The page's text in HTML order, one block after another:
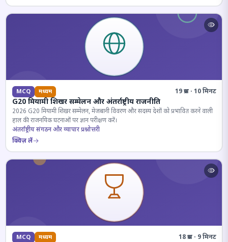
MCQ मध्यम 19 प्रश्न · 10 मिनट
G20 मियामी शिखर सम्मेलन और अंतर्राष्ट्रीय राजनीति
2026 G20 मियामी शिखर सम्मेलन, मेजबानी विवरण और सदस्य देशों को प्रभावित करने वाली
हाल की राजनयिक घटनाओं पर ज्ञान परीक्षण करें।
अंतर्राष्ट्रीय संगठन और व्यापार प्रश्नोत्तरी
क्विज़ लें
MCQ मध्यम 18 प्रश्न · 9 मिनट